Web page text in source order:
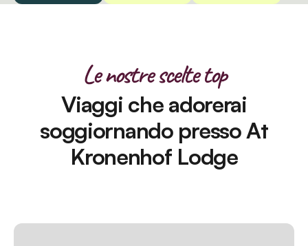
Le nostre scelte top
Viaggi che adorerai
soggiornando presso At
Kronenhof Lodge